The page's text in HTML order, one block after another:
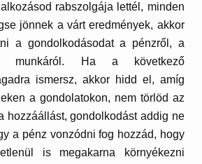
rabszolgája lettél, minden
jönnek a várt eredmények, akkor
a gondolkodásodat a pénzről, a
munkáról. Ha a következő
ismersz, akkor hidd el, amíg
a gondolatokon, nem törlöd az
hozzáállást, gondolkodást addig ne
a pénz vonzódni fog hozzád, hogy
is megakarna környékezni